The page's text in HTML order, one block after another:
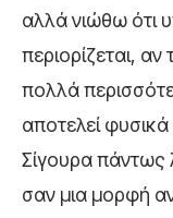
αλλά νιώθω ότι
περιορίζεται, αν
πολλά
αποτελεί φυσικά
Σίγουρα πάντως
σαν μια μορφή